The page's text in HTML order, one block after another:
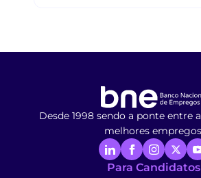
Desde 1998 sendo a ponte entre
melhores
Para Candidatos